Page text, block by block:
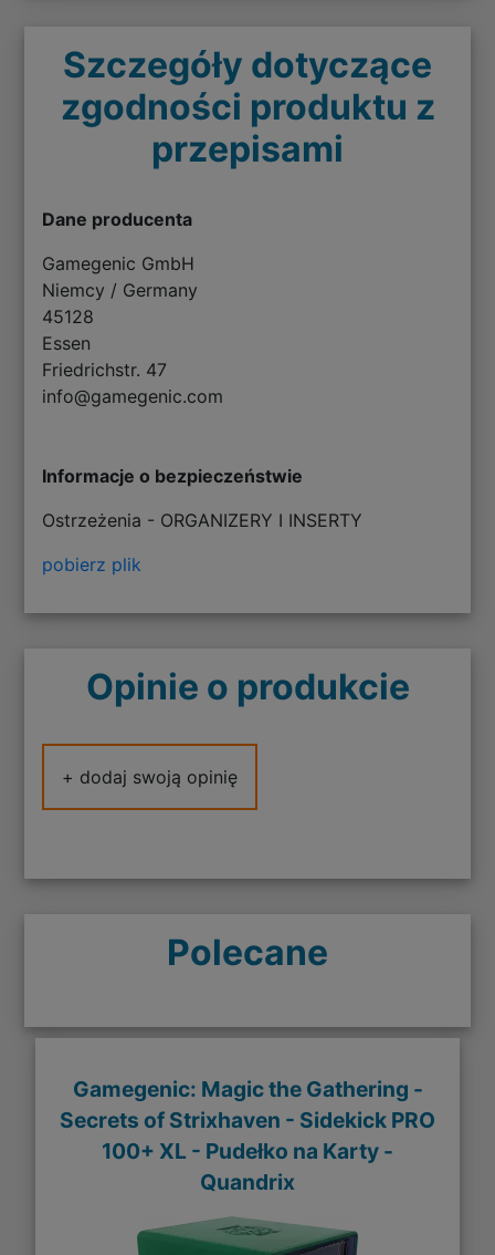
Szczegóły dotyczące
zgodności produktu z
przepisami
Dane producenta
Gamegenic GmbH
Niemcy / Germany
45128
Essen
Friedrichstr. 47
info@gamegenic.com
Informacje o bezpieczeństwie
Ostrzeżenia - ORGANIZERY I INSERTY
pobierz plik
Opinie o produkcie
+ dodaj swoją opinię
Polecane
Gamegenic: Magic the Gathering -
Secrets of Strixhaven - Sidekick PRO
100+ XL - Pudełko na Karty -
Quandrix